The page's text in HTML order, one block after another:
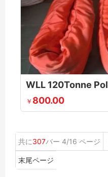
￥ 800.00
共に307バー 4/16 ページ
末尾ページ